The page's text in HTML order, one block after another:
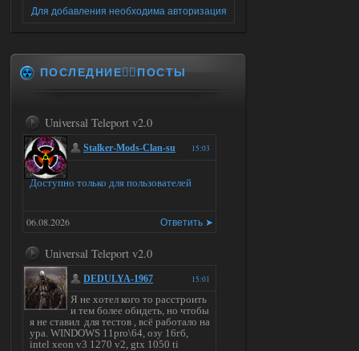
Для добавления необходима авторизация
ПОСЛЕДНИЕ✍🏻ПОСТЫ
Universal Teleport v2.0
15:03
Stalker-Mods-Clan-su
Доступно только для пользователей
Ответить ➤
06.08.2026
Universal Teleport v2.0
15:01
DEDULYA-1967
Я не хотел кого то расстроить
и тем более обидеть, но чтобы
я не ставил для тестов , всё работало на
ура. WINDOWS 11pro\64, озу 16гб,
intel xeon v3 1270 v2, gtx 1050 ti